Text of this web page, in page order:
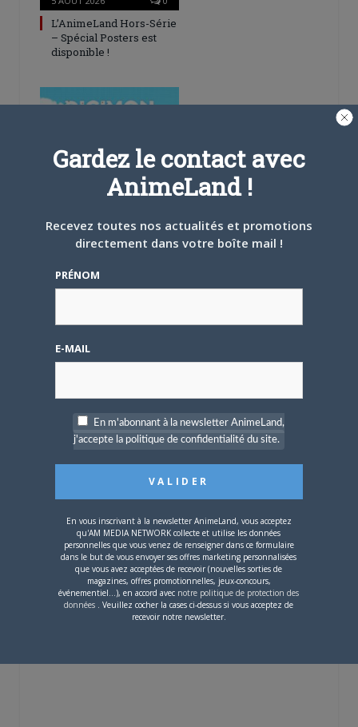
L’AnimeLand Hors-Série
– Spécial Posters est
disponible !
4 AOÛT 2026 0
Une nouvelle série TV
pour 2027
4 JUILLET 2026
[Entretien] Mokochan : «
projet, il était déjà
mieux le manga
originel.»
UN COMMENTAIRE
Pingback:Le plus vieux manga du monde
animé par le Studio Ghibli - Mes Actus
Vous devez vous connecterpour laisser un
Gardez le contact avec
AnimeLand !
Recevez toutes nos actualités et promotions
directement dans votre boîte mail !
PRÉNOM
E-MAIL
En m'abonnant à la newsletter AnimeLand,
j'accepte la politique de confidentialité du site.
En vous inscrivant à la newsletter AnimeLand, vous acceptez
qu'AM MEDIA NETWORK collecte et utilise les données
personnelles que vous venez de renseigner dans ce formulaire
dans le but de vous envoyer ses offres marketing personnalisées
que vous avez acceptées de recevoir (nouvelles sorties de
magazines, offres promotionnelles, jeux-concours,
événementiel...), en accord avec notre politique de protection des
données . Veuillez cocher la cases ci-dessus si vous acceptez de
recevoir notre newsletter.